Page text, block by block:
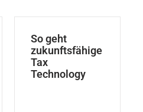
So geht
zukunftsfähige
Tax
Technology